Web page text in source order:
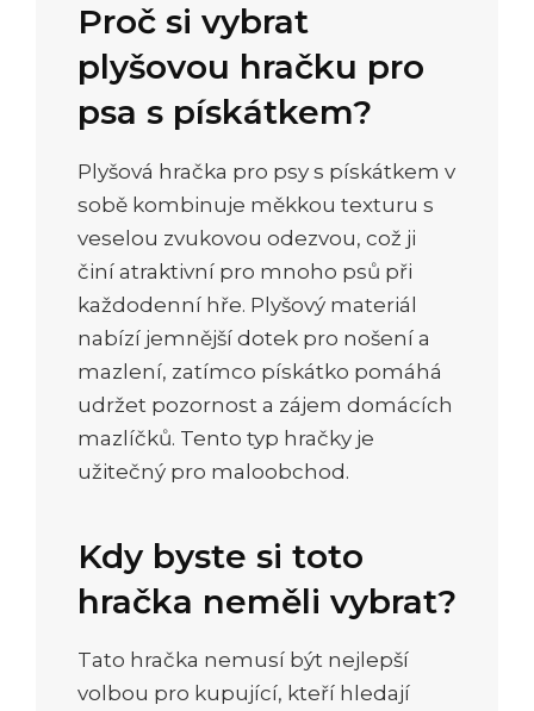
Proč si vybrat
plyšovou hračku pro
psa s pískátkem?
Plyšová hračka pro psy s pískátkem v
sobě kombinuje měkkou texturu s
veselou zvukovou odezvou, což ji
činí atraktivní pro mnoho psů při
každodenní hře. Plyšový materiál
nabízí jemnější dotek pro nošení a
mazlení, zatímco pískátko pomáhá
udržet pozornost a zájem domácích
mazlíčků. Tento typ hračky je
užitečný pro maloobchod.
Kdy byste si toto
hračka neměli vybrat?
Tato hračka nemusí být nejlepší
volbou pro kupující, kteří hledají